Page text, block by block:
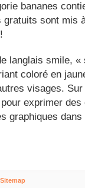
bananes
gratuits sont mis
langlais smile,
coloré en
visages.
exprimer
graphiques
Sitemap